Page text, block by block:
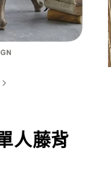
人藤背